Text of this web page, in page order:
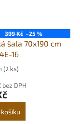
399 Kč –25 %
šala 70x190 cm
16
(2 ks)
bez DPH
košíku